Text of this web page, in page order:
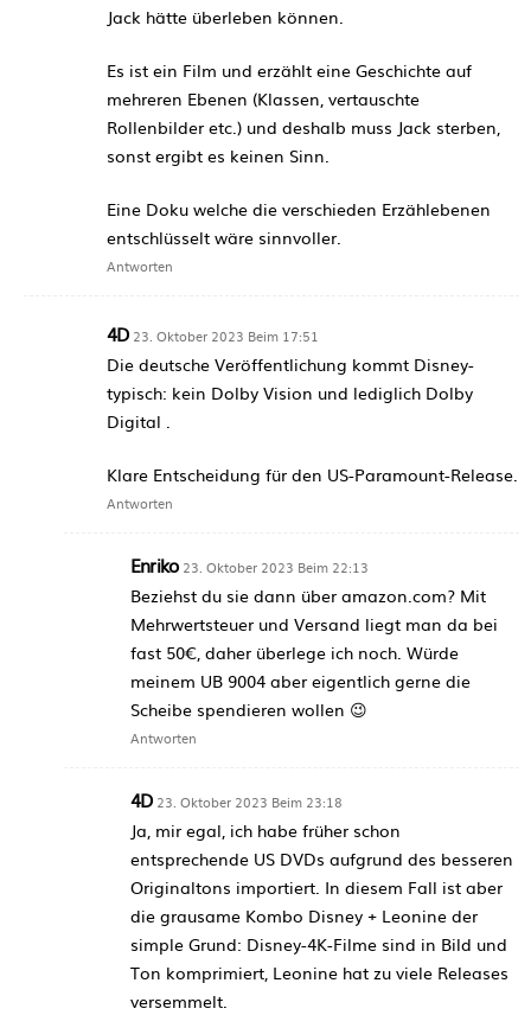
Jack hätte überleben können.
Es ist ein Film und erzählt eine Geschichte auf
mehreren Ebenen (Klassen, vertauschte
Rollenbilder etc.) und deshalb muss Jack sterben,
sonst ergibt es keinen Sinn.
Eine Doku welche die verschieden Erzählebenen
entschlüsselt wäre sinnvoller.
Antworten
4D 23. Oktober 2023 Beim 17:51
Die deutsche Veröffentlichung kommt Disney-
typisch: kein Dolby Vision und lediglich Dolby
Digital .
Klare Entscheidung für den US-Paramount-Release.
Antworten
Enriko 23. Oktober 2023 Beim 22:13
Beziehst du sie dann über amazon.com? Mit
Mehrwertsteuer und Versand liegt man da bei
fast 50€, daher überlege ich noch. Würde
meinem UB 9004 aber eigentlich gerne die
Scheibe spendieren wollen 😉
Antworten
4D 23. Oktober 2023 Beim 23:18
Ja, mir egal, ich habe früher schon
entsprechende US DVDs aufgrund des besseren
Originaltons importiert. In diesem Fall ist aber
die grausame Kombo Disney + Leonine der
simple Grund: Disney-4K-Filme sind in Bild und
Ton komprimiert, Leonine hat zu viele Releases
versemmelt.